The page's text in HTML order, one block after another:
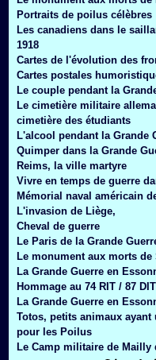
Portraits de poilus célèbres
Les canadiens dans le
1918
Cartes de l'évolution des
Cartes postales
Le couple pendant la
Le cimetière militaire
cimetière des étudiants
L'alcool pendant la Grande
Quimper dans la Grande
Reims, la ville martyre
Vivre en temps de guerre
Mémorial naval américain
L'invasion de Liège,
Cheval de guerre
Le Paris de la Grande
Le monument aux morts de
La Grande Guerre en
Hommage au 74 RIT / 87 DIT
La Grande Guerre en
Totos, petits animaux ayant
pour les Poilus
Le Camp militaire de Mailly